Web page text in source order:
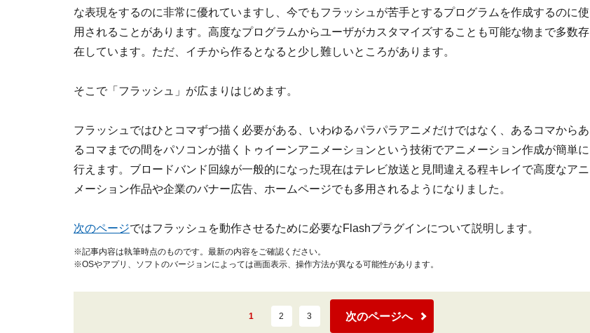
な表現をするのに非常に優れていますし、今でもフラッシュが苦手とするプログラムを作成するのに使
用されることがあります。高度なプログラムからユーザがカスタマイズすることも可能な物まで多数存
在しています。ただ、イチから作るとなると少し難しいところがあります。
そこで「フラッシュ」が広まりはじめます。
フラッシュではひとコマずつ描く必要がある、いわゆるパラパラアニメだけではなく、あるコマからあ
るコマまでの間をパソコンが描くトゥイーンアニメーションという技術でアニメーション作成が簡単に
行えます。ブロードバンド回線が一般的になった現在はテレビ放送と見間違える程キレイで高度なアニ
メーション作品や企業のバナー広告、ホームページでも多用されるようになりました。
次のページではフラッシュを動作させるために必要なFlashプラグインについて説明します。
※記事内容は執筆時点のものです。最新の内容をご確認ください。
※OSやアプリ、ソフトのバージョンによっては画面表示、操作方法が異なる可能性があります。
1 2 3 次のページへ